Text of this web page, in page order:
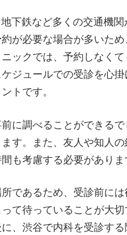
下鉄など多くの交通機
が必要な場合が多いた
ックでは、予約しなく
ジュールでの受診を心
トです。
に調べることができる
す。また、友人や知人
も考慮する必要がありま
であるため、受診前に
て待っていることが大
、渋谷で内科を受診す